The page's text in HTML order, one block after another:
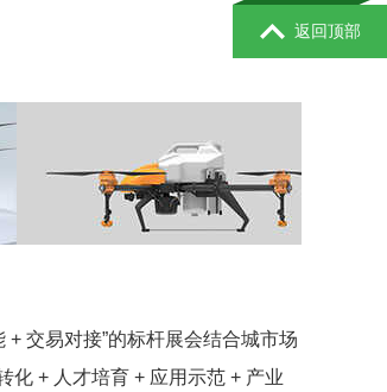
+ 交易对接”的标杆展会结合城市场
化 + 人才培育 + 应用示范 + 产业
返回顶部